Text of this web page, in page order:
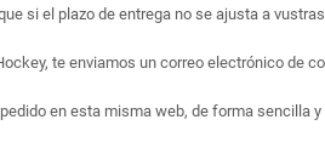
si el plazo de entrega no se ajusta a
te enviamos un correo electrónico
en esta misma web, de forma sencilla